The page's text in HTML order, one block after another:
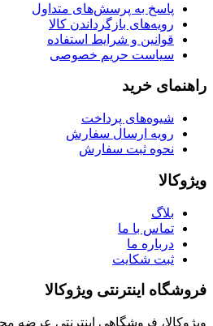
پاسخ به پرسش‌های متداول
رویه‌های بازگرداندن کالا
قوانین و شرایط استفاده
سیاست حریم خصوصی
راهنمای خرید
شیوه‌های پرداخت
رویه ارسال سفارش
نحوه ثبت سفارش
ویژوکالا
بلاگ
تماس با ما
درباره ما
ثبت شکایت
فروشگاه اینترنتی ویژوکالا
ویژوکالا، فروشگاهی اینترنتی عرضه